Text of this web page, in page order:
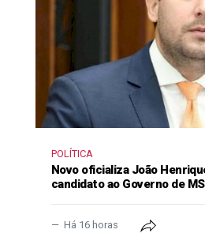
POLÍTICA
Novo oficializa João
candidato ao Governo de MS
Há 16 horas